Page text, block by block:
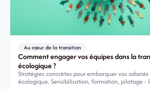
Au cœur de la transition
Comment engager vos équipes dans la
écologique ?
Stratégies concrètes pour embarquer vos
écologique. Sensibilisation, formation, pilotage :